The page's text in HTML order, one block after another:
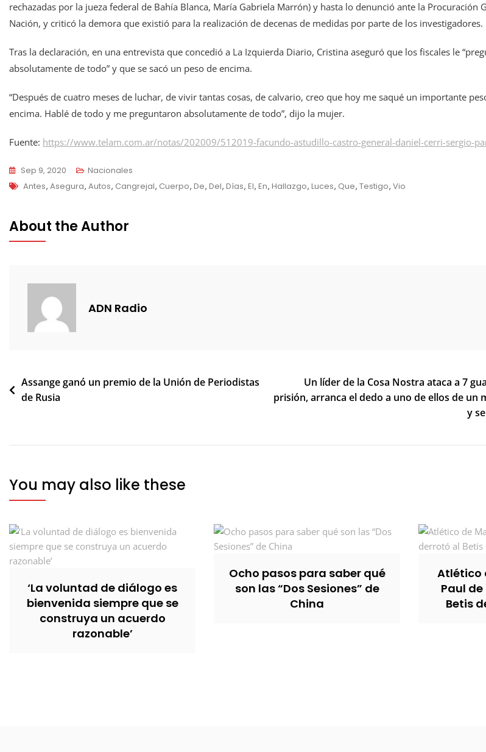
rechazadas por la jueza federal de Bahía Blanca, María Gabriela Marrón) y hasta lo denunció ante la Procuración
Nación, y criticó la demora que existió para la realización de decenas de medidas por parte de los investigadores.
Tras la declaración, en una entrevista que concedió a La Izquierda Diario, Cristina aseguró que los fiscales le
absolutamente de todo” y que se sacó un peso de encima.
“Después de cuatro meses de luchar, de vivir tantas cosas, de calvario, creo que hoy me saqué un importante
encima. Hablé de todo y me preguntaron absolutamente de todo”, dijo la mujer.
Fuente: https://www.telam.com.ar/notas/202009/512019-facundo-astudillo-castro-general-daniel-cerri-sergio-
Sep 9, 2020
Nacionales
Tags
Antes, Asegura, Autos, Cangrejal, Cuerpo, De, Del, Días, El, En, Hallazgo, Luces, Que, Testigo, Vio
About the Author
ADN Radio
Navegación
de
Assange ganó un premio de la Unión de Periodistas
de Rusia
Un líder de la Cosa Nostra ataca a 7
prisión, arranca el dedo a uno de ellos de un
y
You may also like these
‘La voluntad de diálogo es
bienvenida siempre que se
construya un acuerdo
razonable’
Ocho pasos para saber qué
son las “Dos Sesiones” de
China
Atlético
Paul
Betis